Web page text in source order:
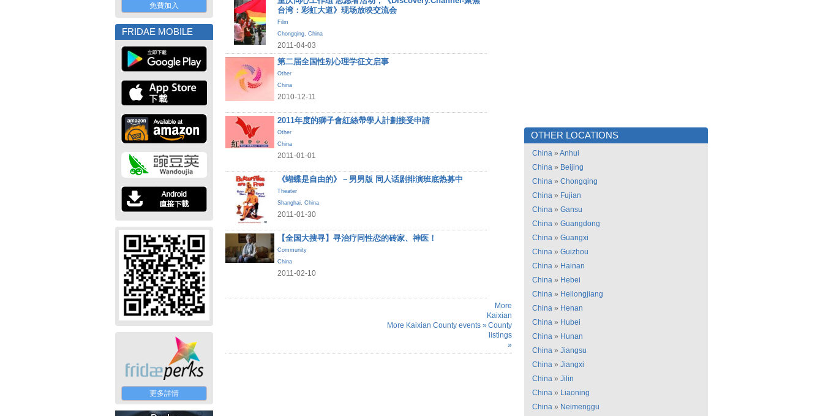
免費加入
FRIDAE MOBILE
更多詳情
台湾：彩虹大道》现场放映交流会
Film
Chongqing, China
2011-04-03
第二届全国性别心理学征文启事
Other
China
2010-12-11
2011年度的獅子會紅絲帶學人計劃接受申請
Other
China
2011-01-01
《蝴蝶是自由的》－男男版 同人话剧排演班底热募中
Theater
Shanghai, China
2011-01-30
【全国大搜寻】寻治疗同性恋的砖家、神医！
Community
China
2011-02-10
More Kaixian County events »
More
Kaixian
County
listings
»
OTHER LOCATIONS
China » Anhui
China » Beijing
China » Chongqing
China » Fujian
China » Gansu
China » Guangdong
China » Guangxi
China » Guizhou
China » Hainan
China » Hebei
China » Heilongjiang
China » Henan
China » Hubei
China » Hunan
China » Jiangsu
China » Jiangxi
China » Jilin
China » Liaoning
China » Neimenggu